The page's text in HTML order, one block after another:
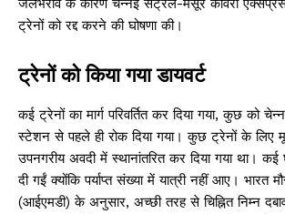
जलभराव के कारण चेन्नई सेंट्रल-मैसूर कावेरी
ट्रेनों को रद्द करने की घोषणा की।
ट्रेनों को किया गया डायवर्ट
कई ट्रेनों का मार्ग परिवर्तित कर दिया गया, कुछ को
स्टेशन से पहले ही रोक दिया गया। कुछ ट्रेनों के लिए
उपनगरीय अवदी में स्थानांतरित कर दिया गया था।
दी गईं क्योंकि पर्याप्त संख्या में यात्री नहीं आए। भारत
(आईएमडी) के अनुसार, अच्छी तरह से चिह्नित निम्न